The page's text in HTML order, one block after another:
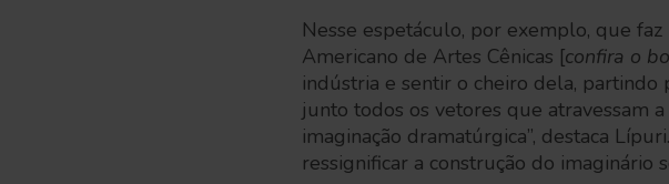
Nesse espetáculo, por exemplo, que
Americano de Artes Cênicas [confira o
indústria e sentir o cheiro dela, partindo
junto todos os vetores que atravessam
imaginação dramatúrgica”, destaca
ressignificar a construção do imaginário